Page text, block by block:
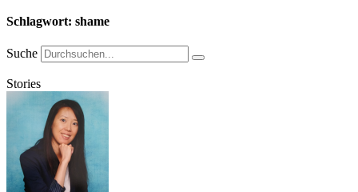
Schlagwort: shame
Suche
Stories